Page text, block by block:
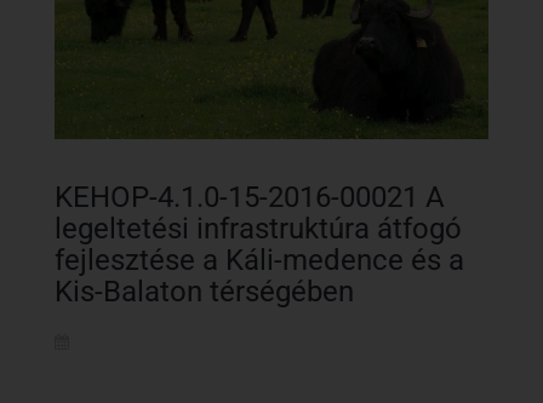
KEHOP-4.1.0-15-2016-00021 A
legeltetési infrastruktúra átfogó
fejlesztése a Káli-medence és a
Kis-Balaton térségében